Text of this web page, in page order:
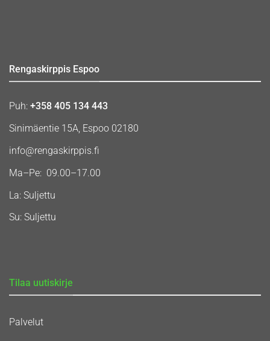
Rengaskirppis Espoo
Puh: +358 405 134 443
Sinimäentie 15A, Espoo 02180
info@rengaskirppis.fi
Ma–Pe: 09.00–17.00
La: Suljettu
Su: Suljettu
Tilaa uutiskirje
Palvelut